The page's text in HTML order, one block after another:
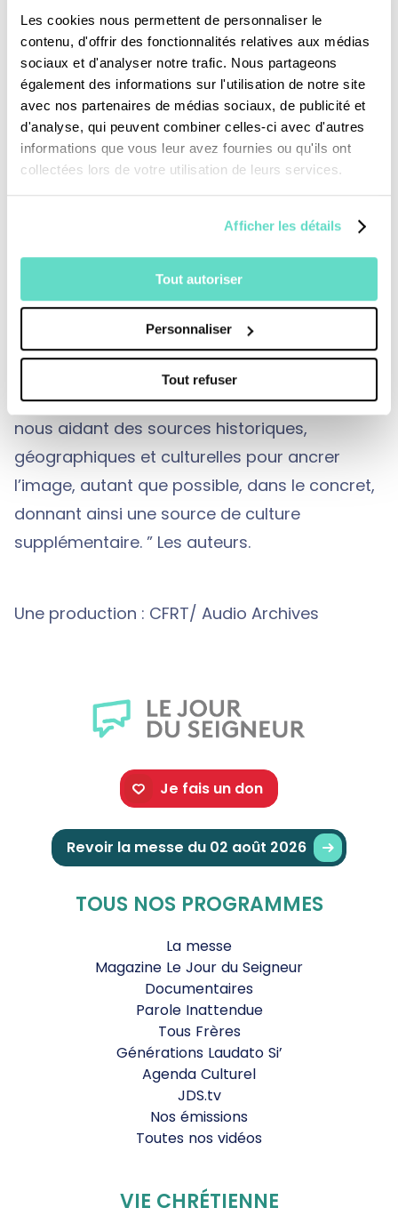
Les cookies nous permettent de personnaliser le
contenu, d'offrir des fonctionnalités relatives aux médias
sociaux et d'analyser notre trafic. Nous partageons
également des informations sur l'utilisation de notre site
avec nos partenaires de médias sociaux, de publicité et
d'analyse, qui peuvent combiner celles-ci avec d'autres
informations que vous leur avez fournies ou qu'ils ont
collectées lors de votre utilisation de leurs services.
Afficher les détails
Tout autoriser
Personnaliser
Tout refuser
prégnance au récit et entraîner l’enfant dans
une aventure ayant du souffle.
L’inspiration c’est la Bible elle-même. Les
différents récits se veulent éducatifs, ce sont
des « lectures en images » qui donnent à
l’enfant une source de culture générale et
religieuse d’un texte fondateur et dont les
personnages se retrouvent dans les trois
religions monothéistes. Nous pensons que ces
histoires, outre leurs extraordinaires richesses
poétiques et symboliques, contribuent au
vivre ensemble par une approche
philosophique du monde. Nous travaillons en
nous aidant des sources historiques,
géographiques et culturelles pour ancrer
l’image, autant que possible, dans le concret,
donnant ainsi une source de culture
supplémentaire. ” Les auteurs.
Une production : CFRT/ Audio Archives
Je fais un don
Revoir la messe du 02 août 2026
TOUS NOS PROGRAMMES
La messe
Magazine Le Jour du Seigneur
Documentaires
Parole Inattendue
Tous Frères
Générations Laudato Si’
Agenda Culturel
JDS.tv
Nos émissions
Toutes nos vidéos
VIE CHRÉTIENNE